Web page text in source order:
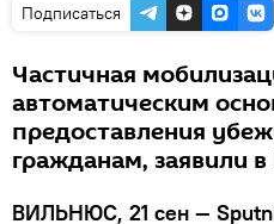
Подписаться
Частичная
автоматическим
предоставления
гражданам, заявили
ВИЛЬНЮС, 21 сен —